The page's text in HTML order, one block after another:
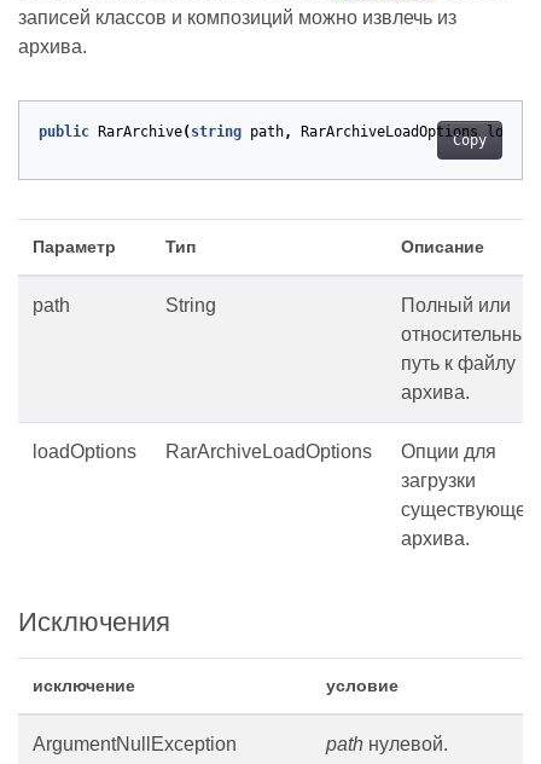
записей классов и композиций можно извлечь из
архива.
Copy
public RarArchive( string path, RarArchiveLoadOptions
Параметр Тип Описание
path String
Полный или
относительный
путь к файлу
архива.
loadOptions RarArchiveLoadOptions
Опции для
загрузки
архива.
Исключения
исключение условие
ArgumentNullException path нулевой.